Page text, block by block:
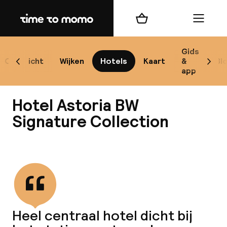
Home
Overzicht Wijken Hotels Kaart
Gids
&
app
Scroll naar links
Winkelmand Menu
Hotel Astoria BW
Signature Collection
Heel centraal hotel dicht bij